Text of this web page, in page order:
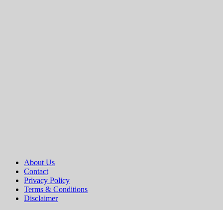
About Us
Contact
Privacy Policy
Terms & Conditions
Disclaimer